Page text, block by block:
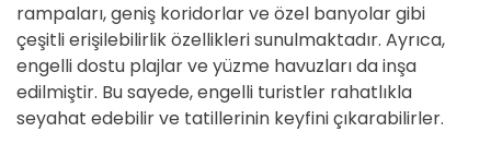
rampaları, geniş koridorlar ve özel banyolar gibi
çeşitli erişilebilirlik özellikleri sunulmaktadır. Ayrıca,
engelli dostu plajlar ve yüzme havuzları da inşa
edilmiştir. Bu sayede, engelli turistler rahatlıkla
seyahat edebilir ve tatillerinin keyfini çıkarabilirler.